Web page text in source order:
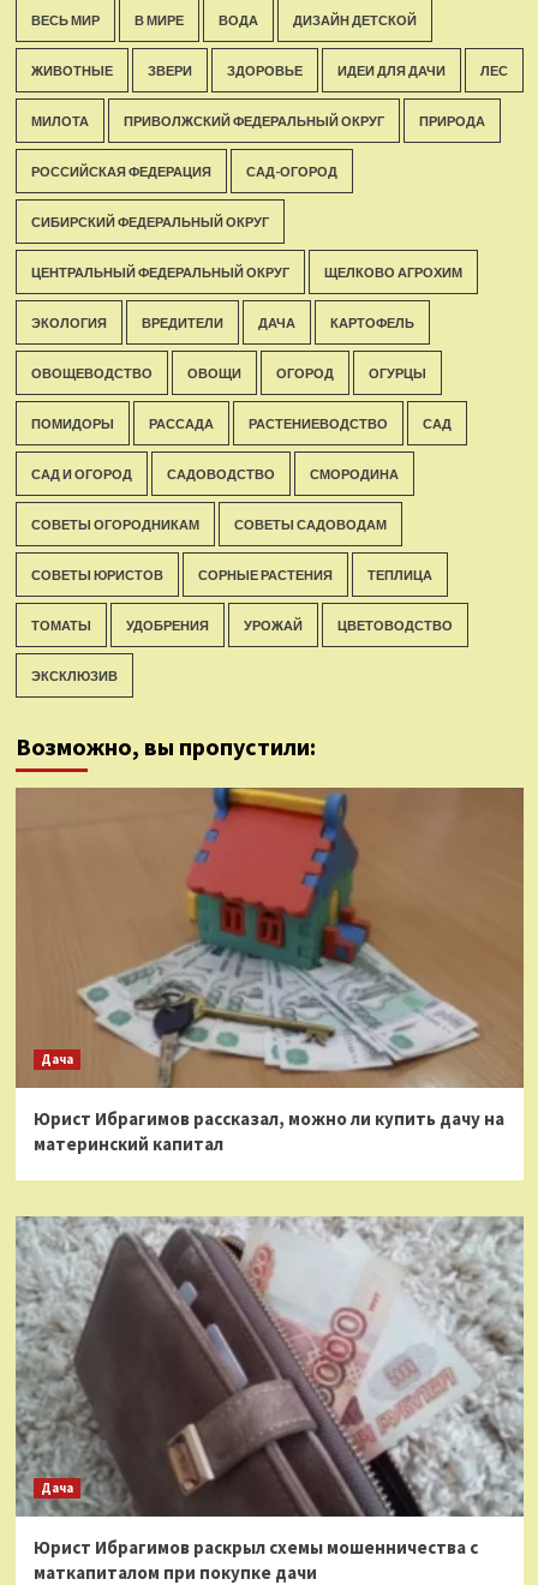
ВЕСЬ МИР В МИРЕ ВОДА ДИЗАЙН ДЕТСКОЙ
ЖИВОТНЫЕ ЗВЕРИ ЗДОРОВЬЕ ИДЕИ ДЛЯ ДАЧИ ЛЕС
МИЛОТА ПРИВОЛЖСКИЙ ФЕДЕРАЛЬНЫЙ ОКРУГ ПРИРОДА
РОССИЙСКАЯ ФЕДЕРАЦИЯ САД-ОГОРОД
СИБИРСКИЙ ФЕДЕРАЛЬНЫЙ ОКРУГ
ЦЕНТРАЛЬНЫЙ ФЕДЕРАЛЬНЫЙ ОКРУГ ЩЕЛКОВО АГРОХИМ
ЭКОЛОГИЯ ВРЕДИТЕЛИ ДАЧА КАРТОФЕЛЬ
ОВОЩЕВОДСТВО ОВОЩИ ОГОРОД ОГУРЦЫ
ПОМИДОРЫ РАССАДА РАСТЕНИЕВОДСТВО САД
САД И ОГОРОД САДОВОДСТВО СМОРОДИНА
СОВЕТЫ ОГОРОДНИКАМ СОВЕТЫ САДОВОДАМ
СОВЕТЫ ЮРИСТОВ СОРНЫЕ РАСТЕНИЯ ТЕПЛИЦА
ТОМАТЫ УДОБРЕНИЯ УРОЖАЙ ЦВЕТОВОДСТВО
ЭКСКЛЮЗИВ
Возможно, вы пропустили:
Дача
Юрист Ибрагимов рассказал, можно ли купить дачу на
материнский капитал
Дача
Юрист Ибрагимов раскрыл схемы мошенничества с
маткапиталом при покупке дачи